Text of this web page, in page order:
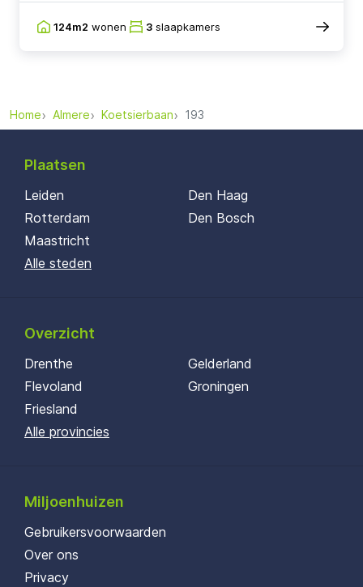
124m2 wonen 3 slaapkamers
Home Almere Koetsierbaan 193
Plaatsen
Leiden
Rotterdam
Maastricht
Den Haag
Den Bosch
Alle steden
Overzicht
Drenthe
Flevoland
Friesland
Gelderland
Groningen
Alle provincies
Miljoenhuizen
Gebruikersvoorwaarden
Over ons
Privacy